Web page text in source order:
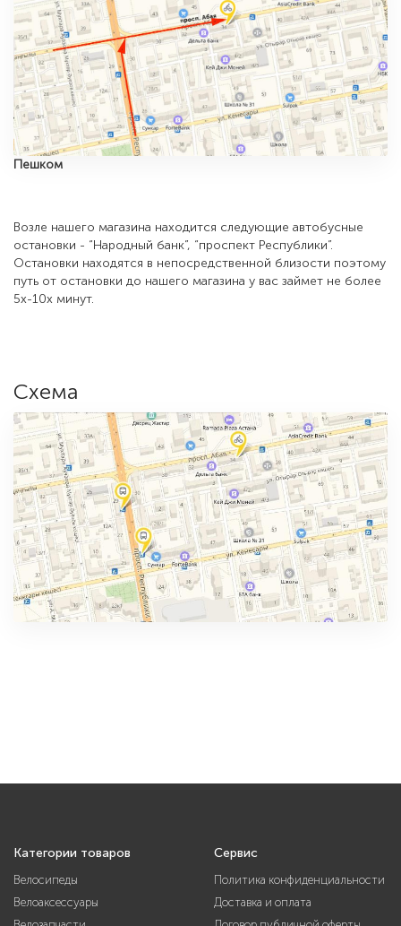
Возле нашего магазина находится следующие автобусные
остановки - “Народный банк”, “проспект Республики”.
Остановки находятся в непосредственной близости поэтому
путь от остановки до нашего магазина у вас займет не более
5х-10х минут.
Схема
Категории товаров
Велосипеды
Велоаксессуары
Сервис
Политика конфиденциальности
Доставка и оплата